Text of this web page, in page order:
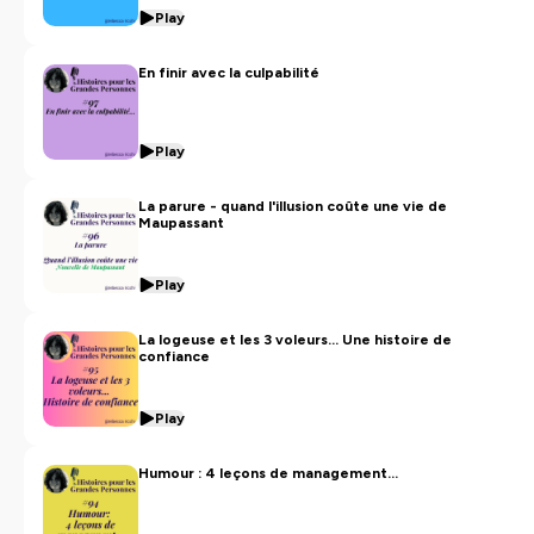
Play
En finir avec la culpabilité
Play
La parure - quand l'illusion coûte une vie de
Maupassant
Play
La logeuse et les 3 voleurs... Une histoire de
confiance
Play
Humour : 4 leçons de management...